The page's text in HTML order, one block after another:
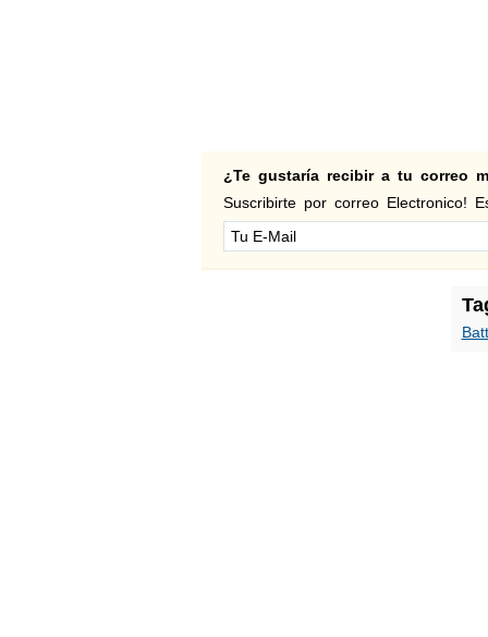
¿Te gustaría recibir a tu correo
Suscribirte por correo Electronico!